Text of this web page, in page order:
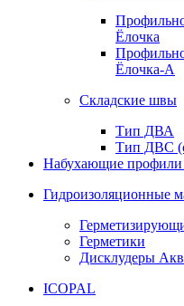
Ёлочка
Ёлочка-А
Складские швы
Тип ДВА
Тип ДВС
Набухающие профили
Гидроизоляционные
Герметики
Дисклудеры
ICOPAL